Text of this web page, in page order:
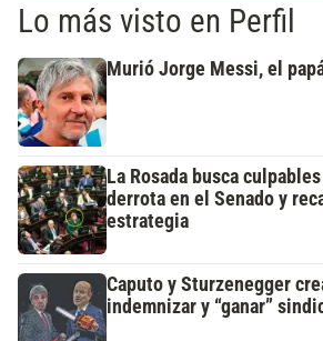
Lo más visto en Perfil
Murió Jorge Messi, el
La Rosada busca
derrota en el Senado y
estrategia
Caputo y Sturzenegger
indemnizar y “ganar”